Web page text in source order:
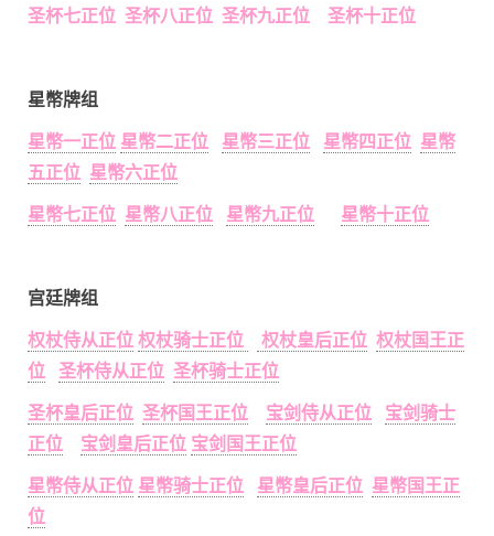
圣杯七正位 圣杯八正位 圣杯九正位 圣杯十正位
星幣牌组
星幣一正位 星幣二正位 星幣三正位 星幣四正位 星幣
五正位 星幣六正位
星幣七正位 星幣八正位 星幣九正位 星幣十正位
宫廷牌组
权杖侍从正位 权杖骑士正位 权杖皇后正位 权杖国王正
位
圣杯侍从正位 圣杯骑士正位
圣杯皇后正位 圣杯国王正位 宝剑侍从正位
宝剑骑士
正位
宝剑皇后正位 宝剑国王正位
星幣侍从正位 星幣骑士正位 星幣皇后正位 星幣国王正
位